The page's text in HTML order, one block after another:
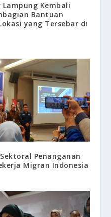
Kembali
Bantuan
yang Tersebar di
Penanganan
Migran Indonesia